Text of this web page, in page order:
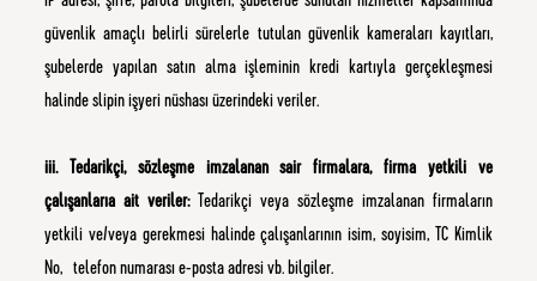
güvenlik amaçlı belirli sürelerle tutulan güvenlik kameraları kayıtları,
şubelerde yapılan satın alma işleminin kredi kartıyla gerçekleşmesi
halinde slipin işyeri nüshası üzerindeki veriler.
iii. Tedarikçi, sözleşme imzalanan sair firmalara, firma yetkili ve
çalışanlarıa ait veriler: Tedarikçi veya sözleşme imzalanan firmaların
yetkili ve/veya gerekmesi halinde çalışanlarının isim, soyisim, TC Kimlik
No, telefon numarası e-posta adresi vb. bilgiler.